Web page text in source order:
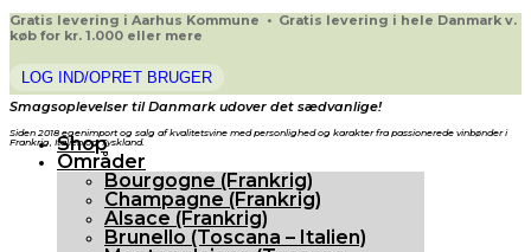
Gratis levering i Aarhus Kommune • Gratis levering i hele Danmark v.
køb for kr. 1.000 eller mere
LOG IND/OPRET BRUGER
Smagsoplevelser til Danmark udover det sædvanlige!
Siden 2018 egenimport og salg af kvalitetsvine med personlighed og karakter fra passionerede vinbønder i
Frankrig, Italien og Tyskland.
Shop
Områder
Bourgogne (Frankrig)
Champagne (Frankrig)
Alsace (Frankrig)
Brunello (Toscana – Italien)